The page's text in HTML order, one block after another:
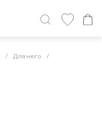
/ Для него
/